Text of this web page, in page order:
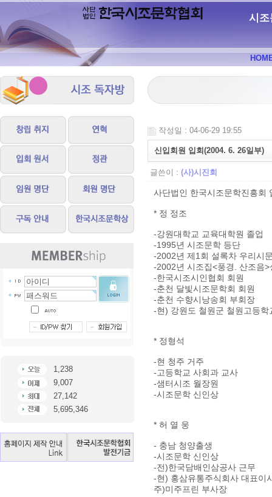
시조
1,238
9,007
27,142
5,695,346
작성일 : 04-06-29 19:55
신입회원 입회(2004. 6. 26일부)
글쓴이 : (사)시진회
사단법인 한국시조문학진흥회
* 정 정조
-강원대학교 교육대학원 졸업
-1995년 시조문학 등단
-2002년 제1회 설록차 우리시
-2002년 시조집<풍경. 산조음>
-한국시조시인협회 회원
-춘천 달빛시조문학회 회원
-춘천 수향시낭송회 부회장
-현) 강원도 철원군 철원고등학
* 정형석
-현 청주 거주
-고등학교 사회과 교사
-샘터시조 월장원
-시조문학 신인상
* 허 열 웅
- 충남 청양출생
-시조문학 신인상
-전)한국담배인삼공사 근무
-현) 홍삼유통주식회사 대표이
주)미주프린 부사장